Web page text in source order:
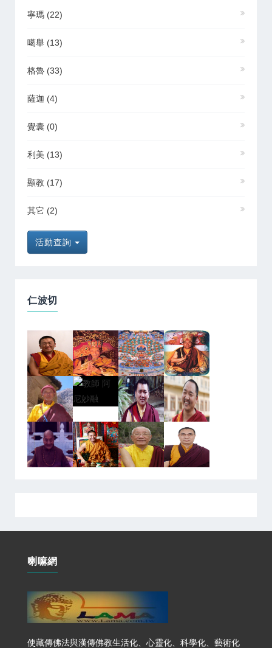
寧瑪 (22)
噶舉 (13)
格魯 (33)
薩迦 (4)
覺囊 (0)
利美 (13)
顯教 (17)
其它 (2)
活動查詢
仁波切
喇嘛網
使藏傳佛法與漢傳佛教生活化、心靈化、科學化、藝術化